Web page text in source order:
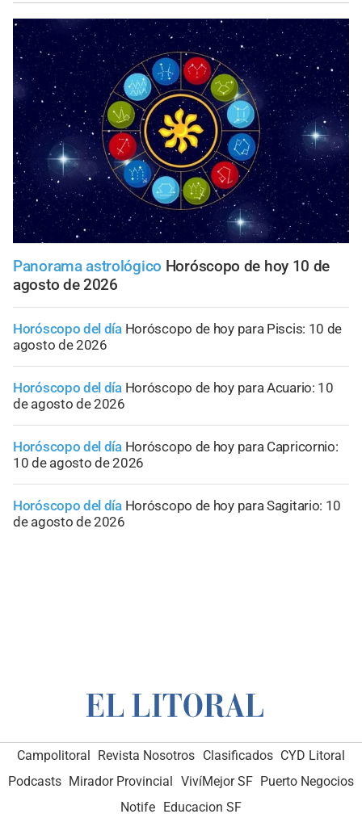
Panorama astrológico Horóscopo de hoy 10 de
agosto de 2026
Horóscopo del día Horóscopo de hoy para Piscis: 10 de
agosto de 2026
Horóscopo del día Horóscopo de hoy para Acuario: 10
de agosto de 2026
Horóscopo del día Horóscopo de hoy para Capricornio:
10 de agosto de 2026
Horóscopo del día Horóscopo de hoy para Sagitario: 10
de agosto de 2026
Campolitoral Revista Nosotros Clasificados CYD Litoral
Podcasts Mirador Provincial VivíMejor SF Puerto Negocios
Notife Educacion SF